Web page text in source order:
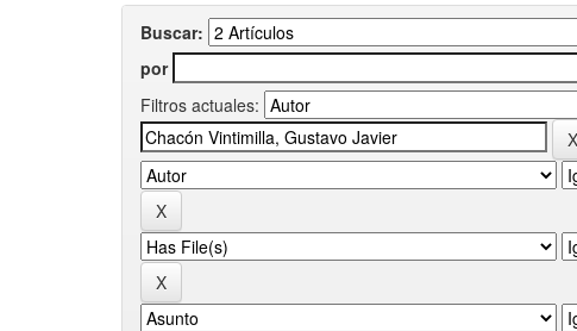
Buscar:
por
Filtros actuales: